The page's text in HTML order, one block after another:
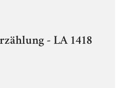
- LA 1418